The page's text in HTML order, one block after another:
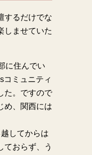
するだけでな
しませていた
に住んでい
コミュニティ
た。ですので
め、関西には
してからは
ておらず、う